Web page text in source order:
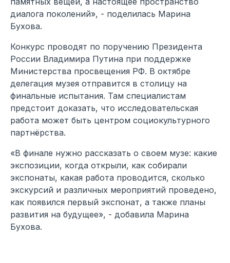
диалога поколений», - поделилась Марина
Бухова.
Конкурс проводят по поручению Президента
России Владимира Путина при поддержке
Министерства просвещения РФ. В октябре
делегация музея отправится в столицу на
финальные испытания. Там специалистам
предстоит доказать, что исследовательская
работа может быть центром социокультурного
партнёрства.
«В финале нужно рассказать о своем музе: какие
экспозиции, когда открыли, как собирали
экспонаты, какая работа проводится, сколько
экскурсий и различных мероприятий проведено,
как появился первый экспонат, а также планы
развития на будущее», - добавила Марина
Бухова.